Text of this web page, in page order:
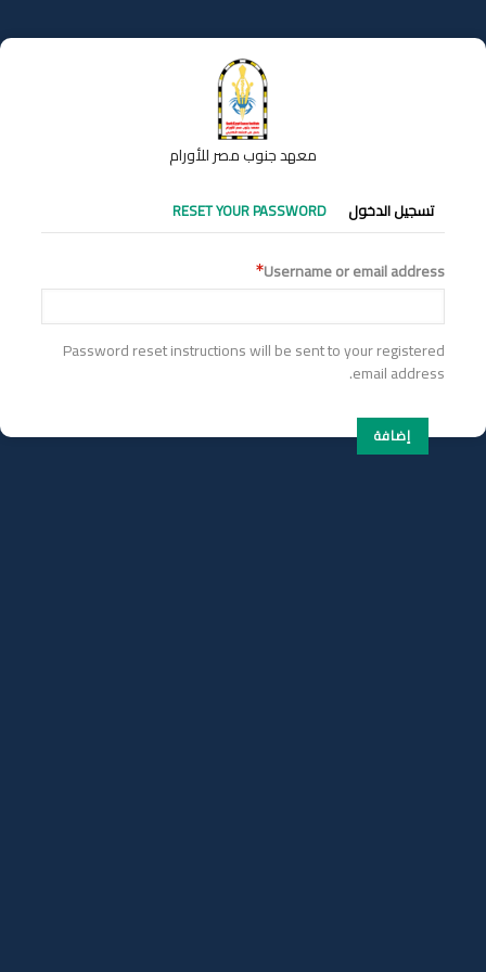
إلى
المحتوى
معهد جنوب مصر للأورام
التبويبات
الأساسية
تسجيل الدخول RESET YOUR PASSWORD
Username or email address
Password reset instructions will be sent to your registered
email address.